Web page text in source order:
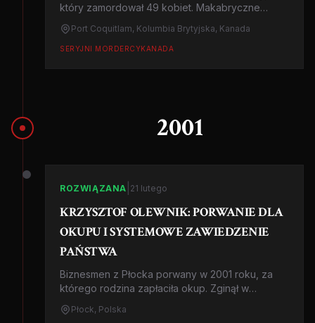
który zamordował 49 kobiet. Makabryczne
szczegóły 'Piggy Palace', gdzie ofiary były
mielone i karmione świniom. Symbol systemowej
obojętności.
Port Coquitlam, Kolumbia Brytyjska, Kanada
SERYJNI MORDERCYKANADA
2001
ROZWIĄZANA 21 lutego
KRZYSZTOF OLEWNIK: PORWANIE DLA
OKUPU I SYSTEMOWE ZAWIEDZENIE
PAŃSTWA
Biznesmen z Płocka porwany w 2001 roku, za
którego rodzina zapłaciła okup. Zginął w
niewyjaśnionych okolicznościach mimo próby
wykupu. Jak państwo polskie zawiodło ofiarę i
Płock, Polska